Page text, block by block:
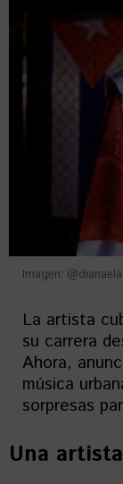
Imagen:
La artista
su carrera
Ahora,
música
sorpresas
Una